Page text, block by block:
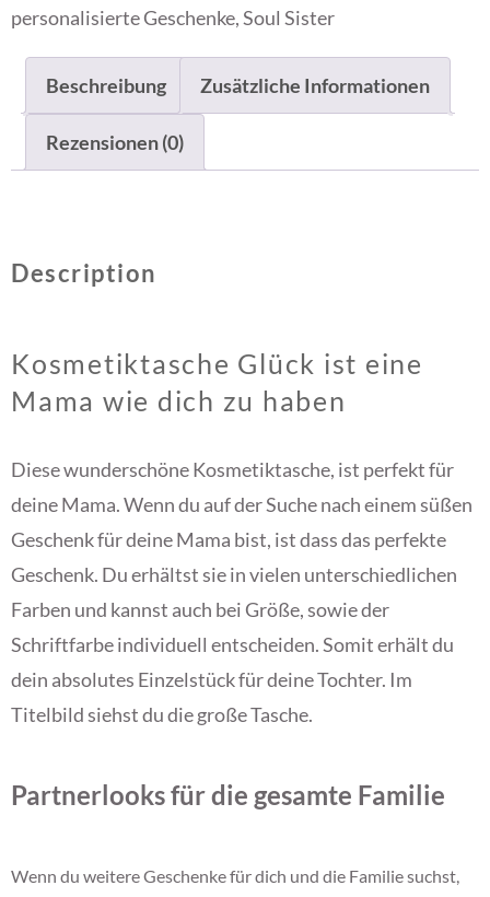
personalisierte Geschenke,Soul Sister
Beschreibung Zusätzliche Informationen
Rezensionen (0)
Description
Kosmetiktasche Glück ist eine
Mama wie dich zu haben
Diese wunderschöne Kosmetiktasche, ist perfekt für
deine Mama. Wenn du auf der Suche nach einem süßen
Geschenk für deine Mama bist, ist dass das perfekte
Geschenk. Du erhältst sie in vielen unterschiedlichen
Farben und kannst auch bei Größe, sowie der
Schriftfarbe individuell entscheiden. Somit erhält du
dein absolutes Einzelstück für deine Tochter. Im
Titelbild siehst du die große Tasche.
Partnerlooks für die gesamte Familie
Wenn du weitere Geschenke für dich und die Familie suchst,